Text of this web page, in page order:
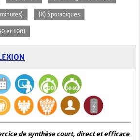
(X) Sporadiques
et 100)
de synthèse court, direct et efficace